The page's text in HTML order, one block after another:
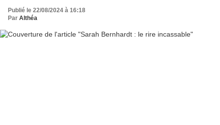
Publié le 22/08/2024 à 16:18
Par Althéa